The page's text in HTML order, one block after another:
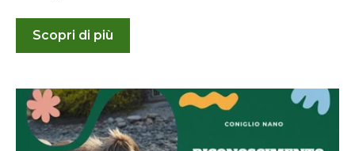
Scopri di più